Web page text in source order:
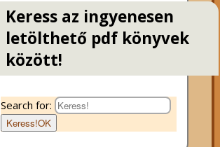
Keress az ingyenesen
letölthető pdf könyvek
között!
Search for:
Keress!OK